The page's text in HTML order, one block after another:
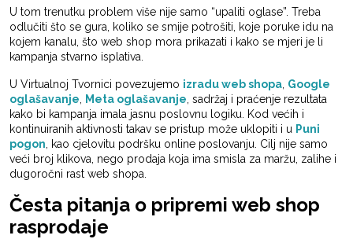
U tom trenutku problem više nije samo “upaliti oglase”. Treba
odlučiti što se gura, koliko se smije potrošiti, koje poruke idu na
kojem kanalu, što web shop mora prikazati i kako se mjeri je li
kampanja stvarno isplativa.
U Virtualnoj Tvornici povezujemo izradu web shopa Google
oglašavanje
Meta oglašavanje , sadržaj i praćenje rezultata
kako bi kampanja imala jasnu poslovnu logiku. Kod većih i
kontinuiranih aktivnosti takav se pristup može uklopiti i u Puni
pogon , kao cjelovitu podršku online poslovanju. Cilj nije samo
veći broj klikova, nego prodaja koja ima smisla za maržu, zalihe i
dugoročni rast web shopa.
Česta pitanja o pripremi web shop
rasprodaje